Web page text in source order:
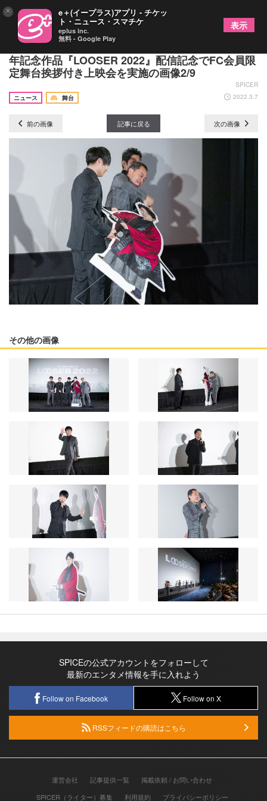
TEAM NACSが結成の地・札幌で爆笑トーク 25周
年記念作品『LOOSER 2022』配信記念でFC会員限
定舞台挨拶付き上映会を実施の画像2/9
SPICER
ニュース
舞台 2022.3.7
前の画像 記事に戻る 次の画像
その他の画像
SPICEの公式アカウントをフォローして
最新のエンタメ情報を手に入れよう
Follow on Facebook Follow on X
RSSフィードの購読はこちら
運営会社 記事提供一覧
掲載依頼 / お問い合わせ
SPICER（ライター）募集
利用規約 プライバシーポリシー
× e＋(イープラス)アプリ - チケッ
ト・ニュース・スマチケ
eplus inc.
無料 - Google Play
表示